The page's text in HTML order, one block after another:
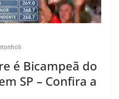
é Bicampeã do
SP – Confira a